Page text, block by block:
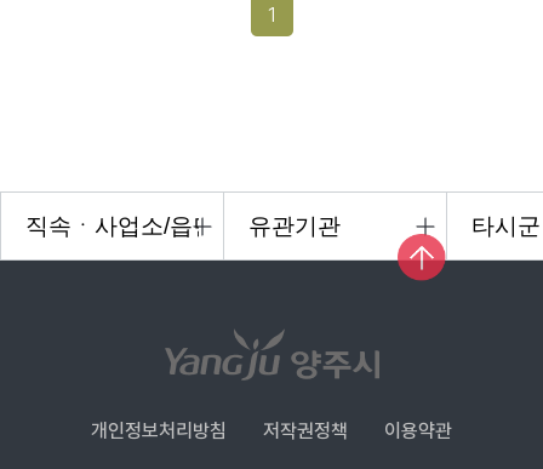
1
개인정보처리방침 저작권정책 이용약관